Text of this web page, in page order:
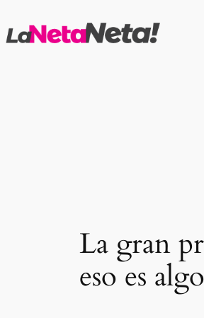
al
La gran
eso es